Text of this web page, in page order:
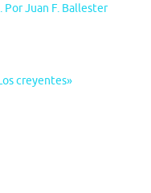
Juan F. Ballester
creyentes»